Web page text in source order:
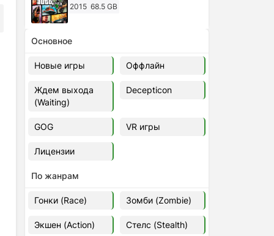
2015 68.5 GB
Ghost of Tsushima: Director's Cut
v.1053.8.1023.1614 [RePack
Decepticon] (2024)
2024
Cyberpunk 2077
49.4 GB
Ghost of Tsushima: Director's Cut
v.1053.9.0623.1807 [Папка
Euro Truck Simulator 2 v.1.60.1.7s
[Папка игры] (2012)
Основное
Новые игры Оффлайн
Ждем выхода
(Waiting)
Decepticon
GOG VR игры
Лицензии
По жанрам
Гонки (Race) Зомби (Zombie)
Экшен (Action) Стелс (Stealth)